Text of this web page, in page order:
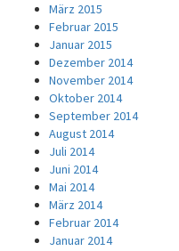
März 2015
Februar 2015
Januar 2015
Dezember 2014
November 2014
Oktober 2014
September 2014
August 2014
Juli 2014
Juni 2014
Mai 2014
März 2014
Februar 2014
Januar 2014